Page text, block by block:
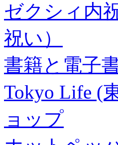
ゼクシィ内
祝い）
書籍と電子
Tokyo Life (
ョップ